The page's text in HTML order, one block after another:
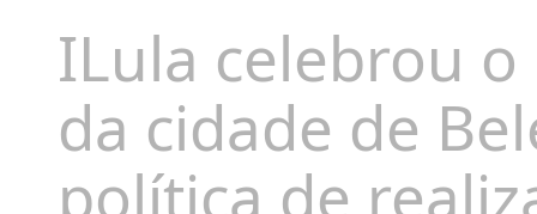
ILula celebrou
da cidade de